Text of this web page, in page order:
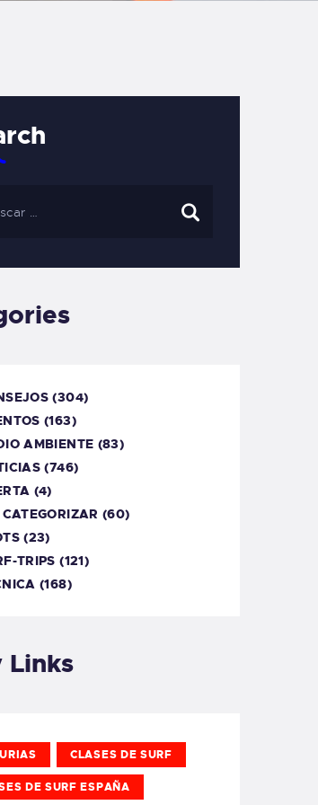
(304)
(163)
AMBIENTE (83)
(746)
(4)
(60)
(23)
TRIPS (121)
(168)
Links
CLASES DE SURF
DE SURF ESPAÑA